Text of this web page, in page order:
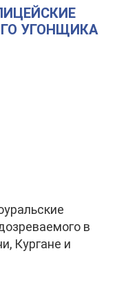
УГОНЩИКА
в
Кургане и